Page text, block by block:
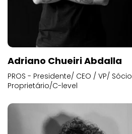
Adriano Chueiri Abdalla
PROS - Presidente/ CEO / VP/ Sócio
Proprietário/C-level